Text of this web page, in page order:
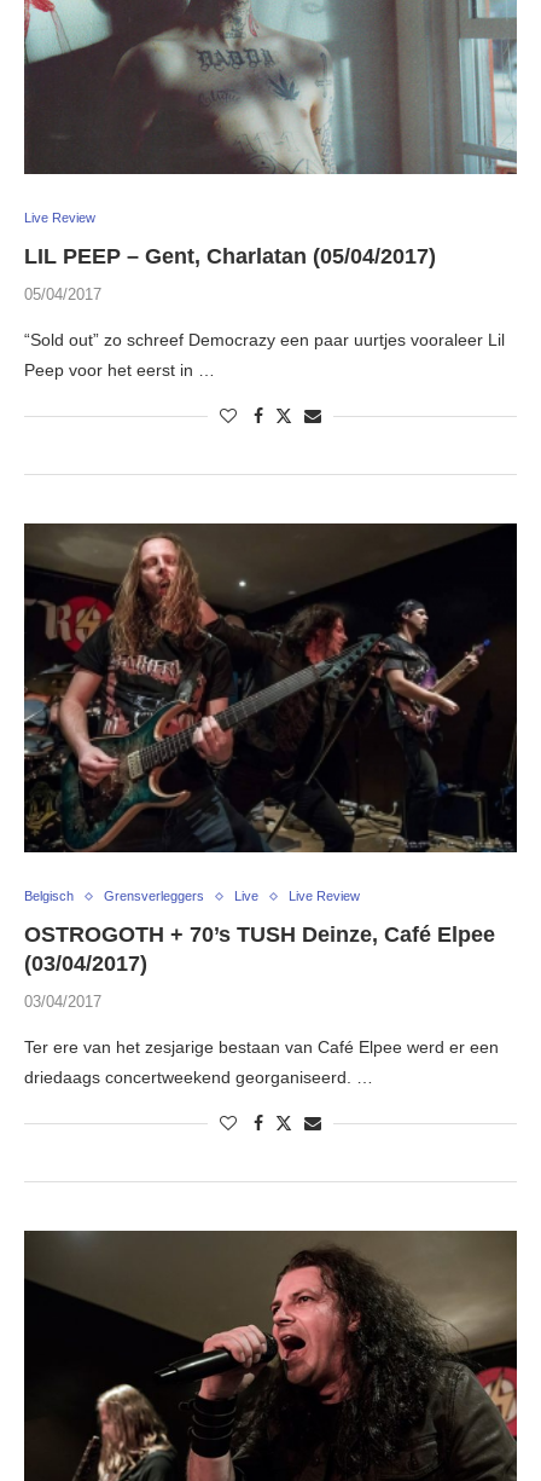
Live Review
LIL PEEP – Gent, Charlatan (05/04/2017)
05/04/2017
“Sold out” zo schreef Democrazy een paar uurtjes vooraleer Lil
Peep voor het eerst in …
Belgisch Grensverleggers Live Live Review
OSTROGOTH + 70’s TUSH Deinze, Café Elpee
(03/04/2017)
03/04/2017
Ter ere van het zesjarige bestaan van Café Elpee werd er een
driedaags concertweekend georganiseerd. …